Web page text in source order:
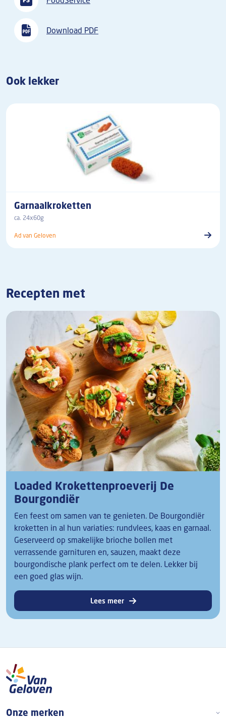
Download PDF
Ook lekker
Garnaalkroketten
ca. 24x60g
Ad van Geloven
Recepten met
Loaded Krokettenproeverij De
Bourgondiër
Een feest om samen van te genieten. De Bourgondiër
kroketten in al hun variaties: rundvlees, kaas en garnaal.
Geserveerd op smakelijke brioche bollen met
verrassende garnituren en, sauzen, maakt deze
bourgondische plank perfect om te delen. Lekker bij
een goed glas wijn.
Lees meer
Boven footer
Onze merken